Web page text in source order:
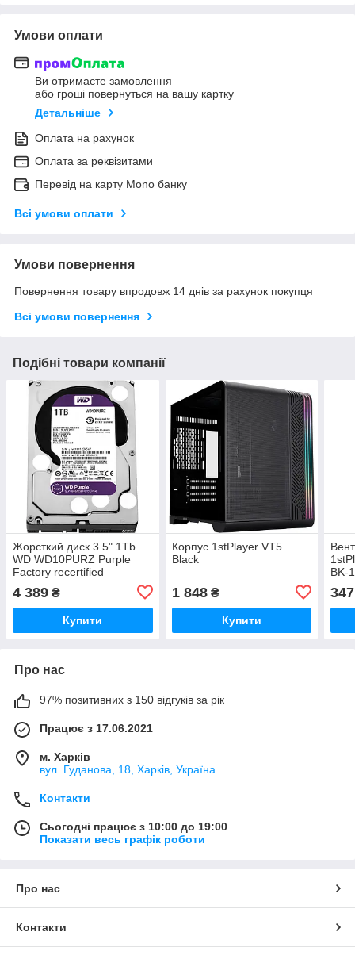
Умови оплати
Ви отримаєте замовлення
або гроші повернуться на вашу картку
Детальніше
Оплата на рахунок
Оплата за реквізитами
Перевід на карту Mono банку
Всі умови оплати
Умови повернення
Повернення товару впродовж 14 днів за рахунок покупця
Всі умови повернення
Подібні товари компанії
Жорсткий диск 3.5" 1Tb
WD WD10PURZ Purple
Factory recertified
4 389 ₴
Купити
Корпус 1stPlayer VT5
Black
1 848₴
Купити
BK-
347
Про нас
97% позитивних з 150 відгуків за рік
Працює з 17.06.2021
м. Харків
вул. Гуданова, 18, Харків, Україна
Контакти
Сьогодні працює з 10:00 до 19:00
Показати весь графік роботи
Про нас
Контакти